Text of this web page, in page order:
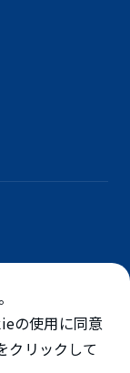
の使用に同意
クリックして